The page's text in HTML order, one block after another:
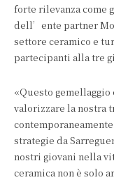
forte rilevanza come
dell’ente partner
settore ceramico e
partecipanti alla tre
«Questo
valorizzare la nostra
strategie da
nostri giovani nella
ceramica non è solo